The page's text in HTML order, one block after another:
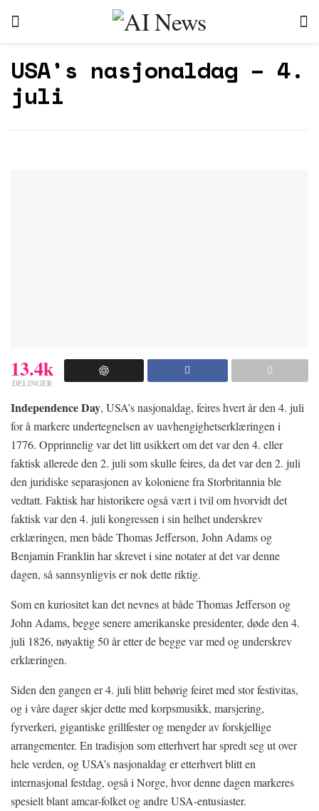
USA’s nasjonaldag – 4.
juli
13.4k
DELINGER
Independence Day, USA’s nasjonaldag, feires hvert år den 4. juli
for å markere undertegnelsen av uavhengighetserklæringen i
1776. Opprinnelig var det litt usikkert om det var den 4. eller
faktisk allerede den 2. juli som skulle feires, da det var den 2. juli
den juridiske separasjonen av koloniene fra Storbritannia ble
vedtatt. Faktisk har historikere også vært i tvil om hvorvidt det
faktisk var den 4. juli kongressen i sin helhet underskrev
erklæringen, men både Thomas Jefferson, John Adams og
Benjamin Franklin har skrevet i sine notater at det var denne
dagen, så sannsynligvis er nok dette riktig.
Som en kuriositet kan det nevnes at både Thomas Jefferson og
John Adams, begge senere amerikanske presidenter, døde den 4.
juli 1826, nøyaktig 50 år etter de begge var med og underskrev
erklæringen.
Siden den gangen er 4. juli blitt behørig feiret med stor festivitas,
og i våre dager skjer dette med korpsmusikk, marsjering,
fyrverkeri, gigantiske grillfester og mengder av forskjellige
arrangementer. En tradisjon som etterhvert har spredt seg ut over
hele verden, og USA’s nasjonaldag er etterhvert blitt en
internasjonal festdag, også i Norge, hvor denne dagen markeres
spesielt blant amcar-folket og andre USA-entusiaster.